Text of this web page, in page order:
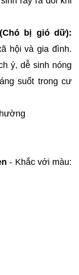
bị gió dữ):
hội và gia đình.
ý, dễ sinh nóng
suốt trong cư
- Khắc với màu: